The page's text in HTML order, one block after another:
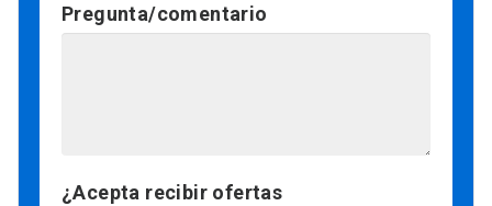
Pregunta/comentario
¿Acepta recibir ofertas